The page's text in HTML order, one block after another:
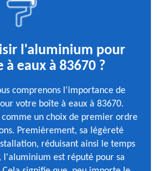
l'aluminium pour
eaux à 83670 ?
comprenons l'importance de
votre boîte à eaux à 83670.
un choix de premier ordre
Premièrement, sa légèreté
réduisant ainsi le temps
est réputé pour sa